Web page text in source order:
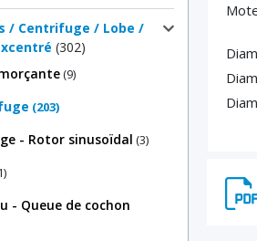
/ Centrifuge / Lobe /
(302)
(9)
(203)
- Rotor sinusoïdal (3)
- Queue de cochon